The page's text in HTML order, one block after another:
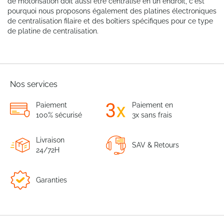
pourquoi nous proposons également des platines électroniques
de centralisation filaire et des boîtiers spécifiques pour ce type
de platine de centralisation.
Nos services
Paiement
100% sécurisé
Paiement en
3x sans frais
Livraison
24/72H
SAV & Retours
Garanties